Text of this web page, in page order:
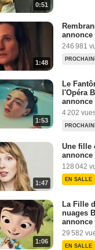
0:51
1:48
annonce
246 981
1:53
Le
l'Opéra
annonce
4 202
1:47
Une fille
annonce
128 042
EN SALLE
1:06
La Fille
nuages
annonce
29 582
EN SALLE